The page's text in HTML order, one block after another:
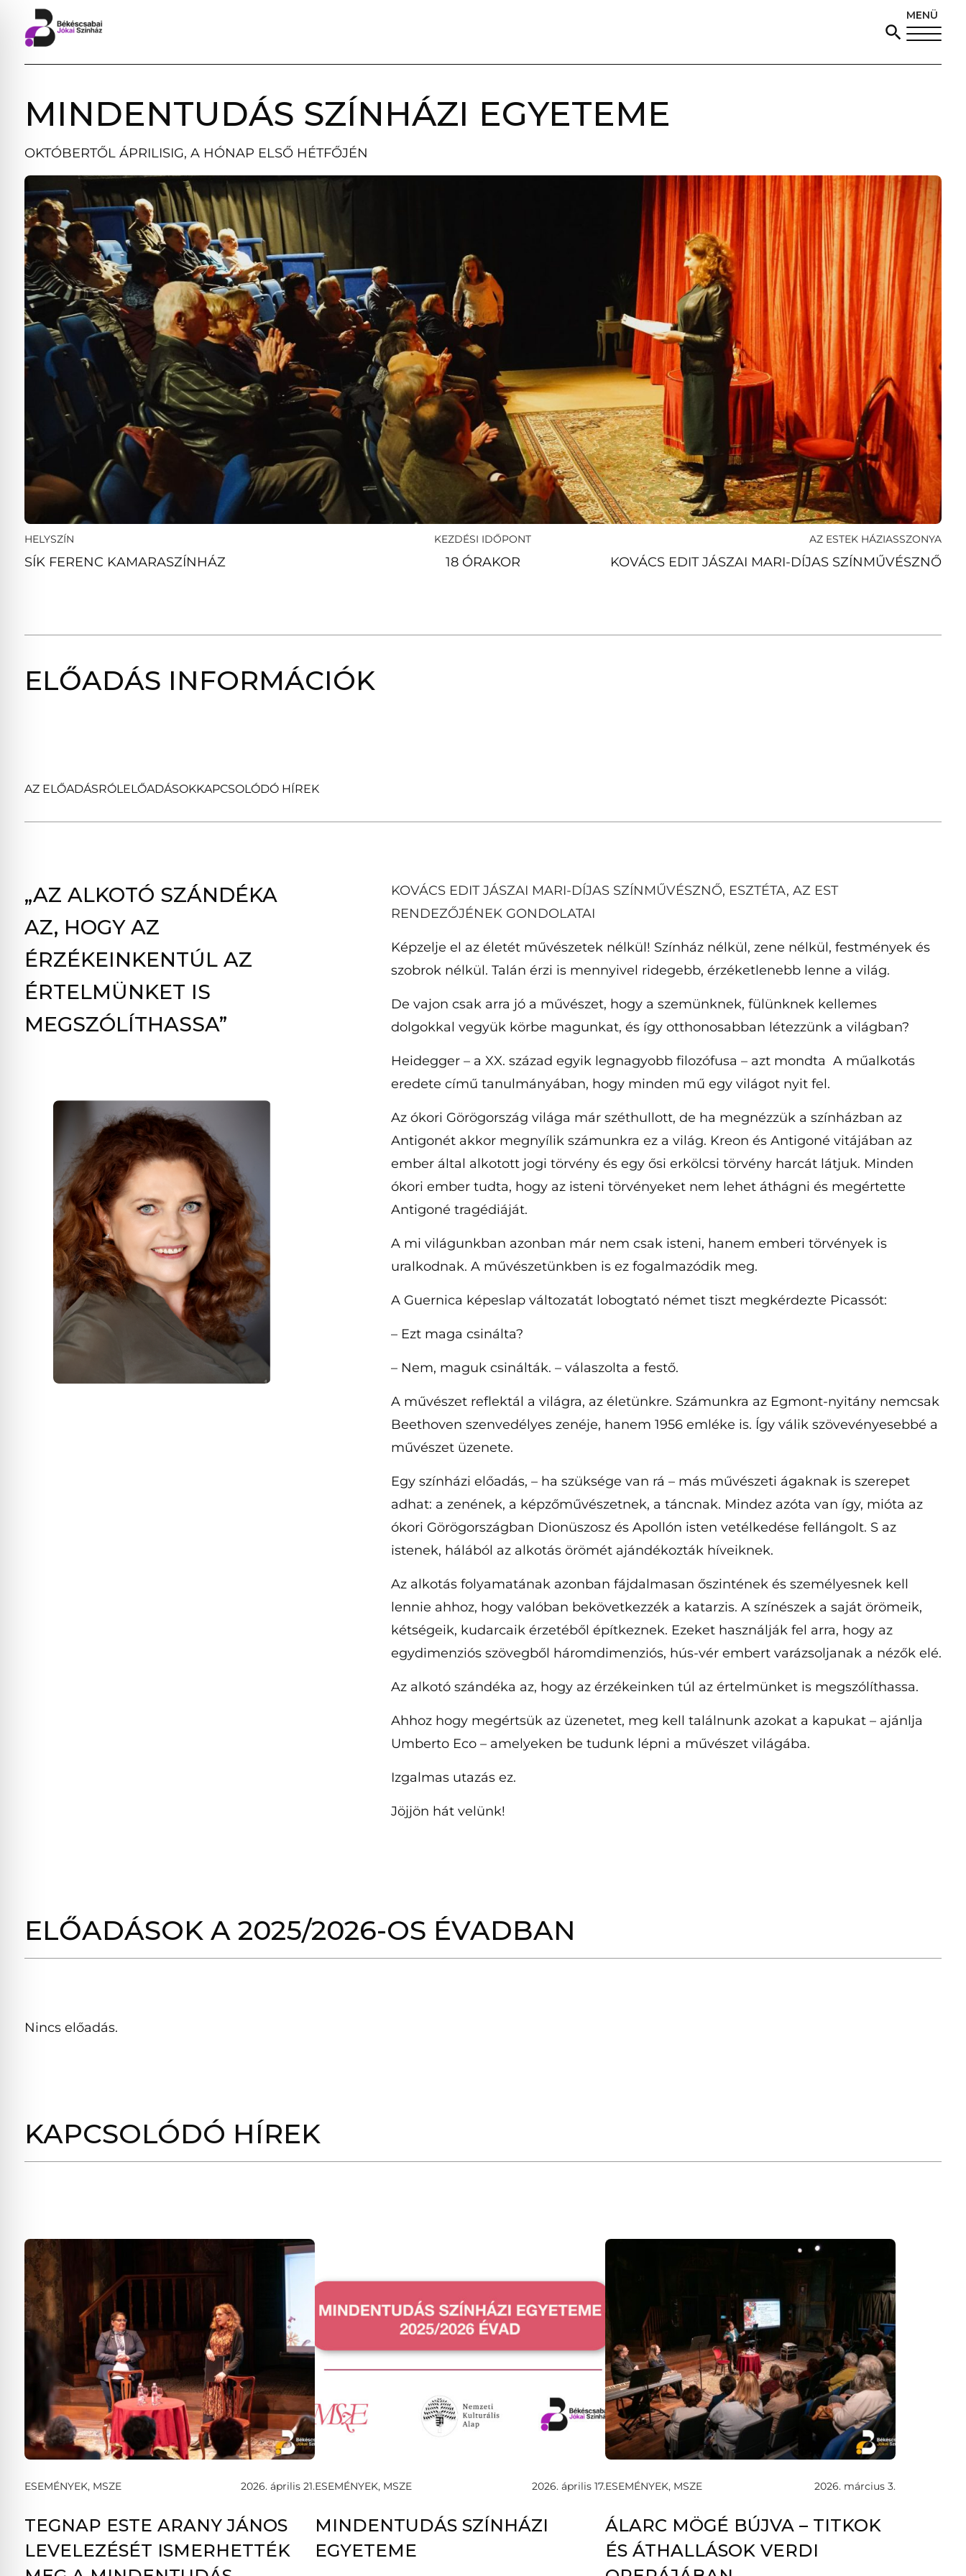
MENÜ
MINDENTUDÁS SZÍNHÁZI EGYETEME
OKTÓBERTŐL ÁPRILISIG, A HÓNAP ELSŐ HÉTFŐJÉN
HELYSZÍN
SÍK FERENC KAMARASZÍNHÁZ
KEZDÉSI IDŐPONT
18 ÓRAKOR
AZ ESTEK HÁZIASSZONYA
KOVÁCS EDIT JÁSZAI MARI-DÍJAS SZÍNMŰVÉSZNŐ
ELŐADÁS INFORMÁCIÓK
AZ ELŐADÁSRÓL ELŐADÁSOKKAPCSOLÓDÓ HÍREK
„AZ ALKOTÓ SZÁNDÉKA
AZ, HOGY AZ
ÉRZÉKEINKENTÚL AZ
ÉRTELMÜNKET IS
MEGSZÓLÍTHASSA”
KOVÁCS EDIT JÁSZAI MARI-DÍJAS SZÍNMŰVÉSZNŐ, ESZTÉTA, AZ EST
RENDEZŐJÉNEK GONDOLATAI
Képzelje el az életét művészetek nélkül! Színház nélkül, zene nélkül, festmények és
szobrok nélkül. Talán érzi is mennyivel ridegebb, érzéketlenebb lenne a világ.
De vajon csak arra jó a művészet, hogy a szemünknek, fülünknek kellemes
dolgokkal vegyük körbe magunkat, és így otthonosabban létezzünk a világban?
Heidegger – a XX. század egyik legnagyobb filozófusa – azt mondta A műalkotás
eredete című tanulmányában, hogy minden mű egy világot nyit fel.
Az ókori Görögország világa már széthullott, de ha megnézzük a színházban az
Antigonét akkor megnyílik számunkra ez a világ. Kreon és Antigoné vitájában az
ember által alkotott jogi törvény és egy ősi erkölcsi törvény harcát látjuk. Minden
ókori ember tudta, hogy az isteni törvényeket nem lehet áthágni és megértette
Antigoné tragédiáját.
A mi világunkban azonban már nem csak isteni, hanem emberi törvények is
uralkodnak. A művészetünkben is ez fogalmazódik meg.
A Guernica képeslap változatát lobogtató német tiszt megkérdezte Picassót:
– Ezt maga csinálta?
– Nem, maguk csinálták. – válaszolta a festő.
A művészet reflektál a világra, az életünkre. Számunkra az Egmont-nyitány nemcsak
Beethoven szenvedélyes zenéje, hanem 1956 emléke is. Így válik szövevényesebbé a
művészet üzenete.
Egy színházi előadás, – ha szüksége van rá – más művészeti ágaknak is szerepet
adhat: a zenének, a képzőművészetnek, a táncnak. Mindez azóta van így, mióta az
ókori Görögországban Dionüszosz és Apollón isten vetélkedése fellángolt. S az
istenek, hálából az alkotás örömét ajándékozták híveiknek.
Az alkotás folyamatának azonban fájdalmasan őszintének és személyesnek kell
lennie ahhoz, hogy valóban bekövetkezzék a katarzis. A színészek a saját örömeik,
kétségeik, kudarcaik érzetéből építkeznek. Ezeket használják fel arra, hogy az
egydimenziós szövegből háromdimenziós, hús-vér embert varázsoljanak a nézők elé.
Az alkotó szándéka az, hogy az érzékeinken túl az értelmünket is megszólíthassa.
Ahhoz hogy megértsük az üzenetet, meg kell találnunk azokat a kapukat – ajánlja
Umberto Eco – amelyeken be tudunk lépni a művészet világába.
Izgalmas utazás ez.
Jöjjön hát velünk!
ELŐADÁSOK A 2025/2026-OS ÉVADBAN
Nincs előadás.
KAPCSOLÓDÓ HÍREK
ESEMÉNYEK, MSZE 2026. április 21.
TEGNAP ESTE ARANY JÁNOS
LEVELEZÉSÉT ISMERHETTÉK
ESEMÉNYEK, MSZE 2026. április 17.
MINDENTUDÁS SZÍNHÁZI
EGYETEME
ESEMÉNYEK, MSZE 2026. március 3.
ÁLARC MÖGÉ BÚJVA – TITKOK
ÉS ÁTHALLÁSOK VERDI